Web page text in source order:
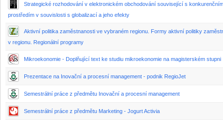
Strategické rozhodování v elektronickém obchodování související s
prostředím v souvislosti s globalizací a jeho efekty
Aktivní politika zaměstnanosti ve vybraném regionu. Formy aktivní politiky
v regionu. Regionální programy
Mikroekonomie - Doplňující text ke studiu mikroekonomie na magisterském stupni
Prezentace na Inovační a procesní management - podnik RegioJet
Semestrální práce z předmětu Inovační a procesní management
Semestrální práce z předmětu Marketing - Jogurt Activia